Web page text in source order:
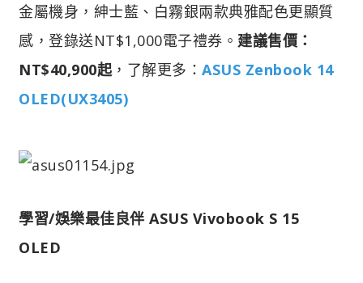
金屬機身，紳士藍、白霧銀兩款典雅配色更顯質
感，登錄送NT$1,000電子禮券。 建議售價：
NT$40,900起 ，了解更多： ASUS Zenbook 14
OLED(UX3405)
學習/娛樂最佳良伴 ASUS Vivobook S 15
OLED